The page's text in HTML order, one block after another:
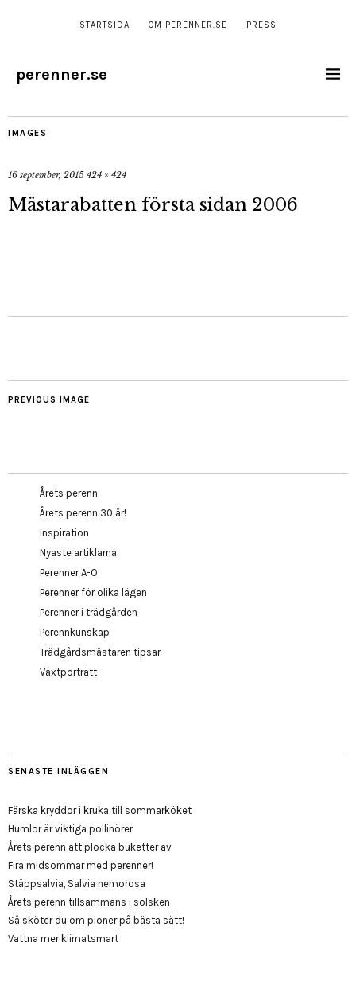
STARTSIDA OM PERENNER.SE PRESS
perenner.se
IMAGES
16 september, 2015 424 × 424
Mästarabatten första sidan 2006
PREVIOUS IMAGE
Årets perenn
Årets perenn 30 år!
Inspiration
Nyaste artiklarna
Perenner A-Ö
Perenner för olika lägen
Perenner i trädgården
Perennkunskap
Trädgårdsmästaren tipsar
Växtporträtt
SENASTE INLÄGGEN
Färska kryddor i kruka till sommarköket
Humlor är viktiga pollinörer
Årets perenn att plocka buketter av
Fira midsommar med perenner!
Stäppsalvia, Salvia nemorosa
Årets perenn tillsammans i solsken
Så sköter du om pioner på bästa sätt!
Vattna mer klimatsmart